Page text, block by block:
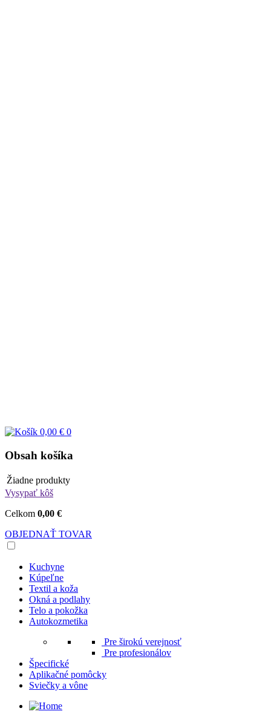
0,00 € 0
Obsah košíka
Žiadne produkty
Vysypať kôš
Celkom 0,00 €
OBJEDNAŤ TOVAR
Kuchyne
Kúpeľne
Textil a koža
Okná a podlahy
Telo a pokožka
Autokozmetika
Pre širokú verejnosť
Pre profesionálov
Špecifické
Aplikačné pomôcky
Sviečky a vône